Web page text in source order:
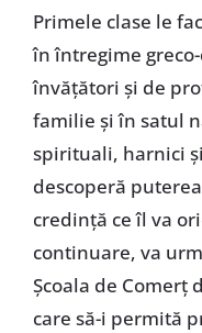
Primele clase le
în întregime
învățători și de
familie și în satul
spirituali, harnici
descoperă
credință ce îl va
continuare, va
Școala de Comerț
care să-i permită